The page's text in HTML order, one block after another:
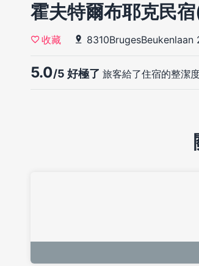
霍夫特爾布耶克民
收藏 8310BrugesBeukenlaan
5.0/5 好極了 旅客給了住宿的整潔